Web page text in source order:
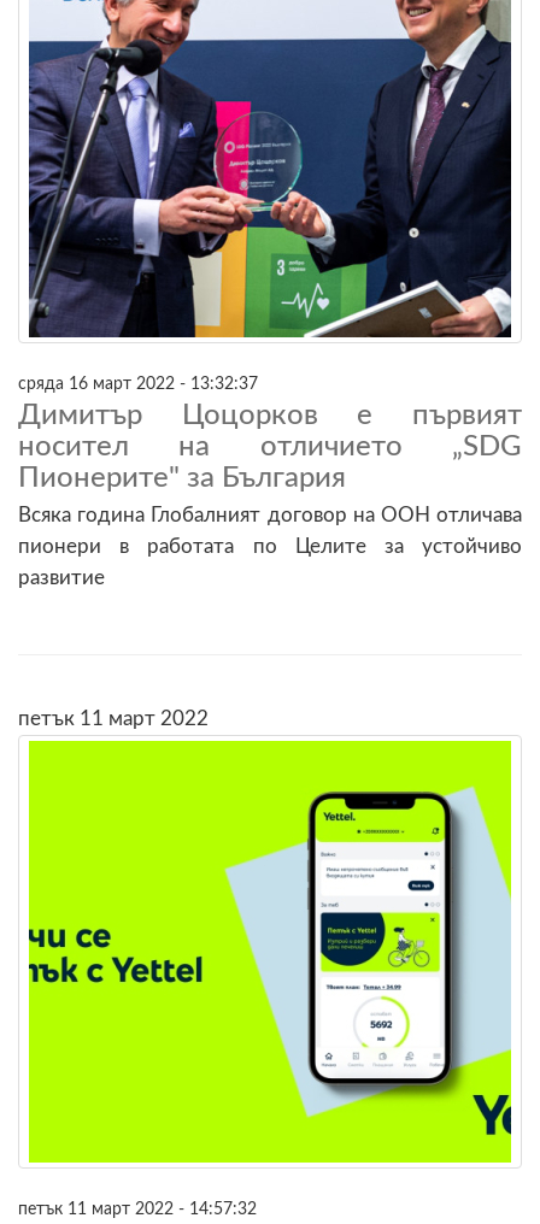
сряда 16 март 2022 - 13:32:37
Димитър Цоцорков е първият
носител на отличието „SDG
Пионерите" за България
Всяка година Глобалният договор на ООН отличава
пионери в работата по Целите за устойчиво
развитие
петък 11 март 2022
петък 11 март 2022 - 14:57:32